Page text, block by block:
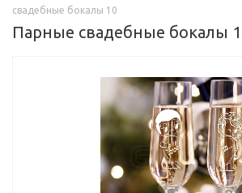
свадебные бокалы 10
Парные свадебные бокалы